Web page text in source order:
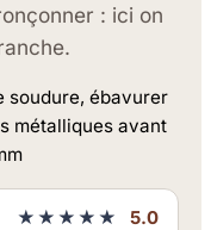
: ici on
soudure, ébavurer
métalliques avant
★★★★★ 5.0